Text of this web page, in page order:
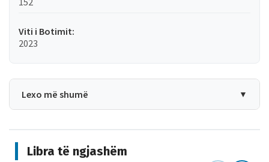
Viti i Botimit:
2023
Lexo më shumë ▼
Libra të ngjashëm